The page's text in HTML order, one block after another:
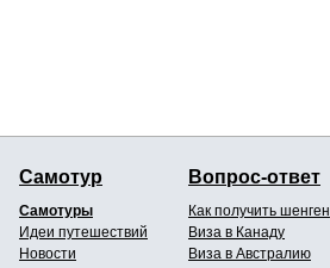
Самотур
Самотуры
Идеи путешествий
Новости
Вопрос-ответ
Как получить шенген
Виза в Канаду
Виза в Австралию